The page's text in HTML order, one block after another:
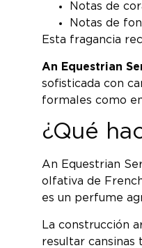
Notas de
Notas de
Esta fragancia
An Equestrian
sofisticada con
formales como
¿Qué
An Equestrian
olfativa de
es un perfume
La construcción
resultar cansinas